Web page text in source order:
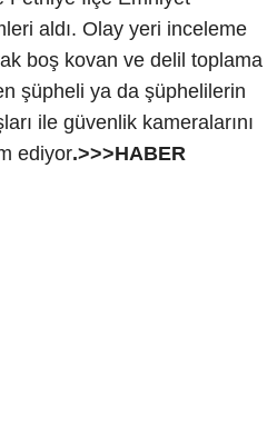
aldı. Olay yeri inceleme
boş kovan ve delil toplama
şüpheli ya da şüphelilerin
ile güvenlik kameralarını
ediyor.>>>HABER